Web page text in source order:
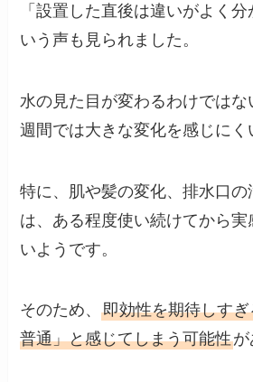
「設置した直後は違いがよく
いう声も見られました。
水の見た目が変わるわけでは
週間では大きな変化を感じにく
特に、肌や髪の変化、排水口
は、ある程度使い続けてから実
いようです。
そのため、即効性を期待しす
普通」と感じてしまう可能性が